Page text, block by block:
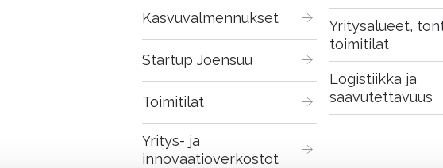
Kasvuvalmennukset
Startup Joensuu
Toimitilat
Yritys- ja
innovaatioverkostot
Yritysalueet,
toimitilat
Logistiikka ja
saavutettavuus